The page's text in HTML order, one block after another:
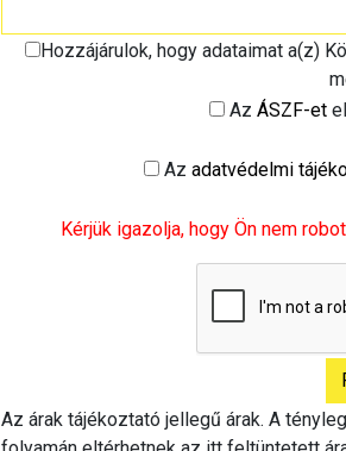
Hozzájárulok, hogy adataimat a(z)
Az ÁSZF-et
Az adatvédelmi
Kérjük igazolja, hogy Ön nem
Az árak tájékoztató jellegű árak. A